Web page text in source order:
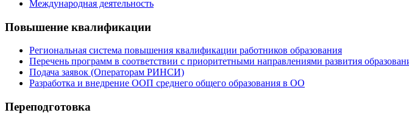
Международная деятельность
Повышение квалификации
Региональная система повышения квалификации работников образования
Перечень программ в соответствии с приоритетными направлениями развития
Подача заявок (Операторам РИНСИ)
Разработка и внедрение ООП среднего общего образования в ОО
Переподготовка